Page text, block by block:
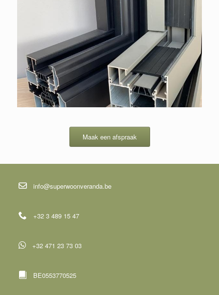
Maak een afspraak
info@superwoonveranda.be
+32 3 489 15 47
+32 471 23 73 03
BE0553770525